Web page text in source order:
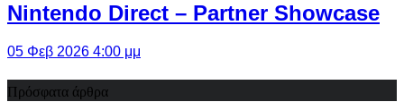
Nintendo Direct – Partner Showcase
05 Φεβ 2026 4:00 μμ
Πρόσφατα άρθρα